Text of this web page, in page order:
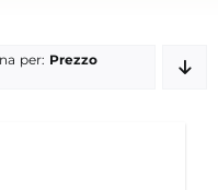
per: Prezzo